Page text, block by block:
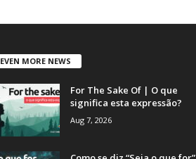
EVEN MORE NEWS
For The Sake Of | O que
significa esta expressão?
Aug 7, 2026